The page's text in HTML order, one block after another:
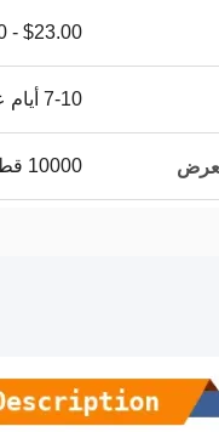
$23.00 - $30.00/pieces
7-10 أيام عمل
10000 قطعة / شهر